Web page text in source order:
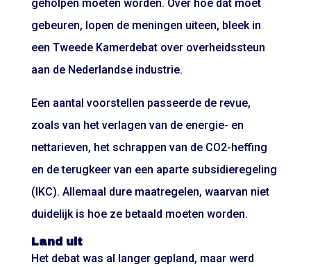
geholpen moeten worden. Over hoe dat moet
gebeuren, lopen de meningen uiteen, bleek in
een Tweede Kamerdebat over overheidssteun
aan de Nederlandse industrie.
Een aantal voorstellen passeerde de revue,
zoals van het verlagen van de energie- en
nettarieven, het schrappen van de CO2-heffing
en de terugkeer van een aparte subsidieregeling
(IKC). Allemaal dure maatregelen, waarvan niet
duidelijk is hoe ze betaald moeten worden.
Land uit
Het debat was al langer gepland, maar werd